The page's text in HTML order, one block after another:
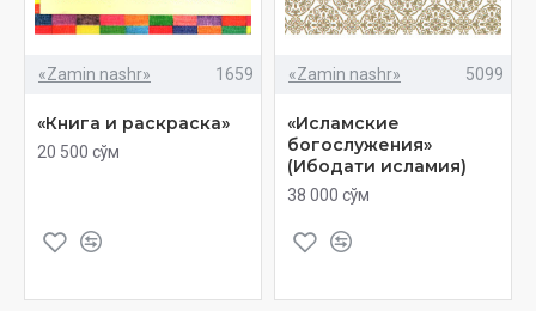
«Zamin nashr» 1659
«Книга и раскраска»
20 500 сўм
«Zamin nashr» 5099
«Исламские
богослужения»
(Ибодати исламия)
38 000 сўм